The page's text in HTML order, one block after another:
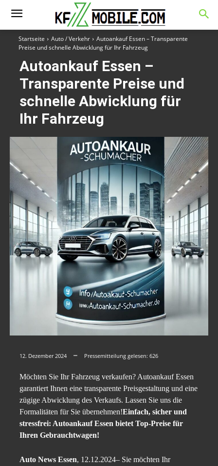
Startseite Auto / Verkehr
Autoankauf Essen – Transparente
Preise und schnelle Abwicklung für Ihr Fahrzeug
Autoankauf Essen –
Transparente Preise und
schnelle Abwicklung für
Ihr Fahrzeug
12. Dezember 2024 Pressemitteilung gelesen: 626
Möchten Sie Ihr Fahrzeug verkaufen? Autoankauf Essen
garantiert Ihnen eine transparente Preisgestaltung und eine
zügige Abwicklung des Verkaufs. Lassen Sie uns die
Formalitäten für Sie übernehmen!Einfach, sicher und
stressfrei: Autoankauf Essen bietet Top-Preise für
Ihren Gebrauchtwagen!
Auto News Essen, 12.12.2024– Sie möchten Ihr